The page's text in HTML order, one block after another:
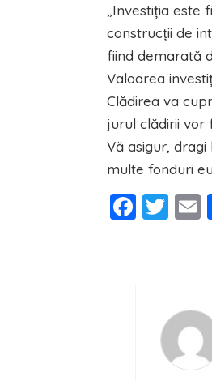
„Investiția este
construcții de
fiind demarată
Valoarea
Clădirea va
jurul clădirii vor
Vă asigur,
multe fonduri